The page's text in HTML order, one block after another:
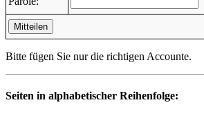
Mitteilen
Bitte fügen Sie nur die richtigen Accounte.
Seiten in alphabetischer Reihenfolge: